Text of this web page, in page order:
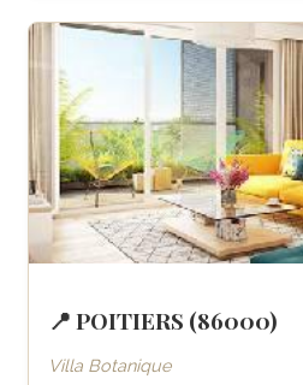
📍 POITIERS (86000)
Villa Botanique